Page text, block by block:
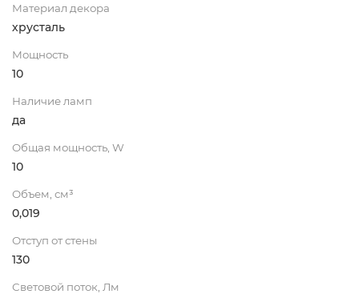
Материал декора
хрусталь
Мощность
10
Наличие ламп
да
Общая мощность, W
10
Объем, см³
0,019
Отступ от стены
130
Световой поток, Лм